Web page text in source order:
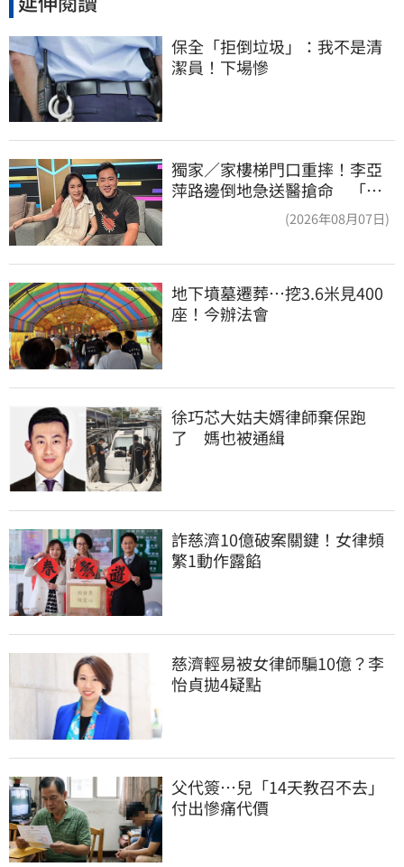
保全「拒倒垃圾」：我不是清
潔員！下場慘
獨家／家樓梯門口重摔！李亞
萍路邊倒地急送醫搶命 「最
(2026年08月07日)
地下墳墓遷葬…挖3.6米見400
座！今辦法會
徐巧芯大姑夫婿律師棄保跑
了　媽也被通緝
詐慈濟10億破案關鍵！女律頻
繁1動作露餡
慈濟輕易被女律師騙10億？李
怡貞拋4疑點
父代簽…兒「14天教召不去」
付出慘痛代價